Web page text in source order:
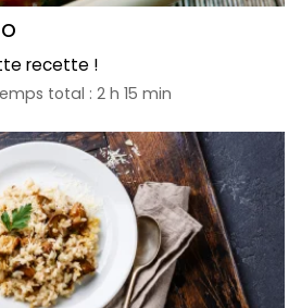
recette !
total : 2 h 15 min